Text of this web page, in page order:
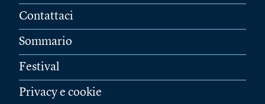
Contattaci
Sommario
Festival
Privacy e cookie